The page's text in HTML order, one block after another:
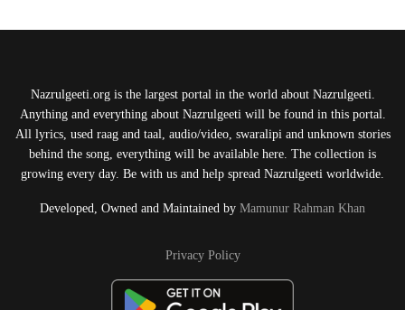
Nazrulgeeti.org is the largest portal in the world about Nazrulgeeti.
Anything and everything about Nazrulgeeti will be found in this portal.
All lyrics, used raag and taal, audio/video, swaralipi and unknown stories
behind the song, everything will be available here. The collection is
growing every day. Be with us and help spread Nazrulgeeti worldwide.
Developed, Owned and Maintained by Mamunur Rahman Khan
Privacy Policy